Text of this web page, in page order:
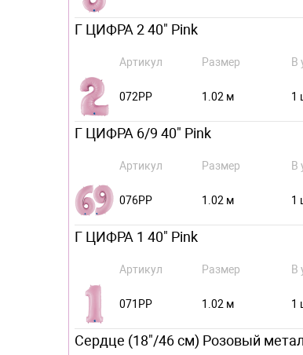
Г ЦИФРА 2 40" Pink
Артикул Размер В
072PP 1.02 м 1
Г ЦИФРА 6/9 40" Pink
Артикул Размер В
076PP 1.02 м 1
Г ЦИФРА 1 40" Pink
Артикул Размер В
071PP 1.02 м 1
Сердце (18"/46 см) Розовый